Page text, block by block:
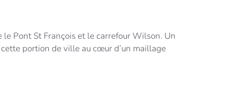
Pont St François et le carrefour Wilson. Un
portion de ville au cœur d’un maillage